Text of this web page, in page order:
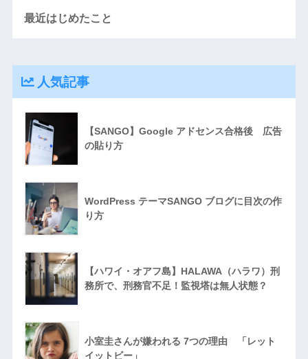
最近はじめたこと
人気記事
【SANGO】Google アドセンス合格後 広告
の貼り方
WordPress テーマSANGO ブログに目次の作
り方
【ハワイ・オアフ島】HALAWA（ハラワ）刑
務所で、刑務官不足！監視塔は無人状態？
小室圭さんが嫌われる 7つの理由 「レット
イットビー」